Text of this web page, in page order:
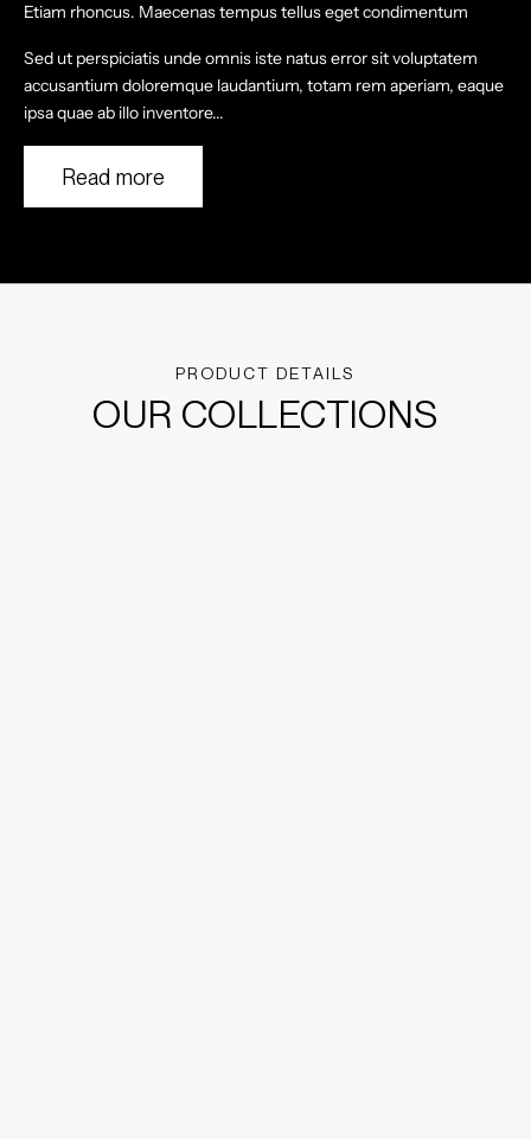
Etiam rhoncus. Maecenas tempus tellus eget condimentum
Sed ut perspiciatis unde omnis iste natus error sit voluptatem
accusantium doloremque laudantium, totam rem aperiam, eaque
ipsa quae ab illo inventore...
Read more
PRODUCT DETAILS
OUR COLLECTIONS